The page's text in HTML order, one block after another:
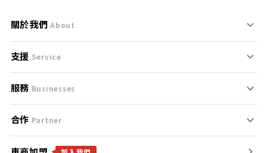
關於我們 About
刊登規範
服務條款
免責聲明
支援 Service
支援中心
聯絡我們
服務 Businesses
什麼是Goo鑑定？
合作 Partner